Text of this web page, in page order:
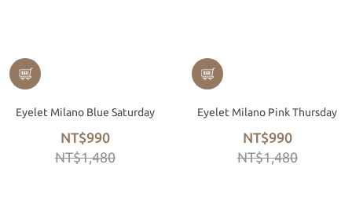
Eyelet Milano Blue Saturday
NT$990
NT$1,480
Eyelet Milano Pink Thursday
NT$990
NT$1,480